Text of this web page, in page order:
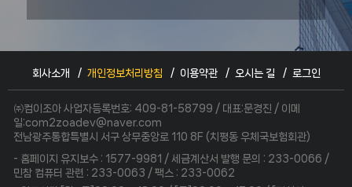
회사소개 개인정보처리방침 이용약관 오시는 길 로그인
㈜컴이조아 사업자등록번호: 409-81-58799 / 대표:문경진 / 이메
일:com2zoadev@naver.com
전남광주통합특별시 서구 상무중앙로 110 8F (치평동 우체국보험회관)
- 홈페이지 유지보수 : 1577-9981 / 세금계산서 발행 문의 : 233-0066 /
민참 컴퓨터 관련 : 233-0063 / 팩스 : 233-0062